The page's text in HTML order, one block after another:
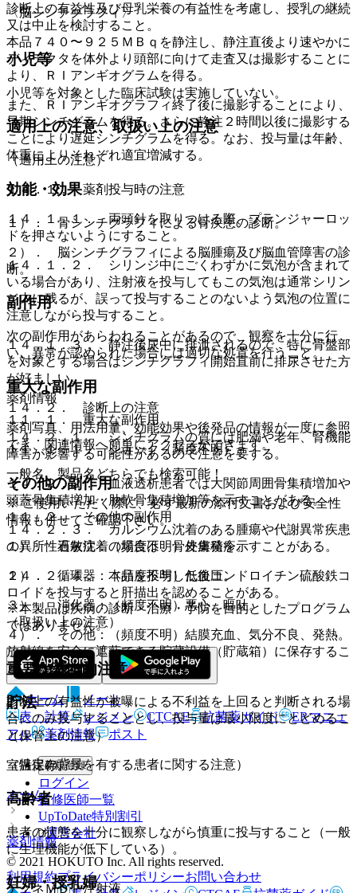
診断上の有益性及び母乳栄養の有益性を考慮し、授乳の継続
又は中止を検討すること。
小児等
小児等を対象とした臨床試験は実施していない。
適用上の注意、取扱い上の注意
（適用上の注意）
１４．１． 薬剤投与時の注意
１４．１．１． 両頭針を取りつける際、プランジャーロッ
ドを押さないようにすること。
１４．１．２． シリンジ中にごくわずかに気泡が含まれて
いる場合があり、注射液を投与してもこの気泡は通常シリン
ジ内に残るが、誤って投与することのないよう気泡の位置に
注意しながら投与すること。
１４．１．３． 静注後尿中に排泄されるので、特に骨盤部
を対象とする場合はシンチグラフィ開始直前に排尿させた方
が好ましい。
１４．２． 診断上の注意
１４．２．１． シンチグラムの質には肥満や老年、腎機能
障害が影響する可能性があるので注意を要する。
１４．２．２． 血液透析患者では大関節周囲骨集積増加や
頭蓋骨集積増加・肋軟骨集積増加等を示すことがある。
１４．２．３． カルシウム沈着のある腫瘍や代謝異常疾患
の異所性石灰沈着の場合は、骨外集積を示すことがある。
１４．２．４． 本品を投与した後コンドロイチン硫酸鉄コ
ロイドを投与すると肝描出を認めることがある。
（取扱い上の注意）
放射線を安全に遮蔽できる貯蔵設備（貯蔵箱）に保存するこ
と。
貯法
（保管上の注意）
室温保存。
ホーム
薬剤情報
テクネＭＤＰ注射液
〈脳シンチグラフィ〉
本品７４０〜９２５ＭＢｑを静注し、静注直後より速やかに
ディテクタを体外より頭部に向けて走査又は撮影することに
より、ＲＩアンギオグラムを得る。
また、ＲＩアンギオグラフィ終了後に撮影することにより、
早期シンチグラムを得る。さらに静注２時間以後に撮影する
ことにより遅延シンチグラムを得る。なお、投与量は年齢、
体重によりそれぞれ適宜増減する。
効能・効果
１）． 骨シンチグラフィによる骨疾患の診断。
２）． 脳シンチグラフィによる脳腫瘍及び脳血管障害の診
断。
副作用
次の副作用があらわれることがあるので、観察を十分に行
い、異常が認められた場合には適切な処置を行うこと。
重大な副作用
１１．１． 重大な副作用
１１．１．１． ショック（頻度不明）。
その他の副作用
１１．２． その他の副作用
１）． 過敏症：（頻度不明）皮膚発疹。
２）． 循環器：（頻度不明）低血圧。
３）． 消化器：（頻度不明）悪心、嘔吐。
４）． その他：（頻度不明）結膜充血、気分不良、発熱。
重要な基本的注意
診断上の有益性が被曝による不利益を上回ると判断される場
合にのみ投与することとし、投与量は最小限度にとどめるこ
と。
（特定の背景を有する患者に関する注意）
高齢者
患者の状態を十分に観察しながら慎重に投与すること（一般
に生理機能が低下している）。
妊婦・授乳婦
薬剤情報
薬剤写真、用法用量、効能効果や後発品の情報が一度に参照
でき、関連情報へ簡単にアクセスができます。
一般名、製品名どちらでも検索可能！
※ ご使用いただく際に、必ず最新の添付文書および安全性
情報も併せてご確認下さい。
※本製品は疾病の診断・治療・予防を目的としたプログラム
ではありません。
ホーム
ノート
表・計算
レジメン CTCAE 抗菌薬ガイド
ERマニュ
アル
薬剤情報 ポスト
新規登録
ログイン
監修医師一覧
UpToDate特別割引
運営会社
© 2021 HOKUTO Inc. All rights reserved.
利用規約プライバシーポリシーお問い合わせ